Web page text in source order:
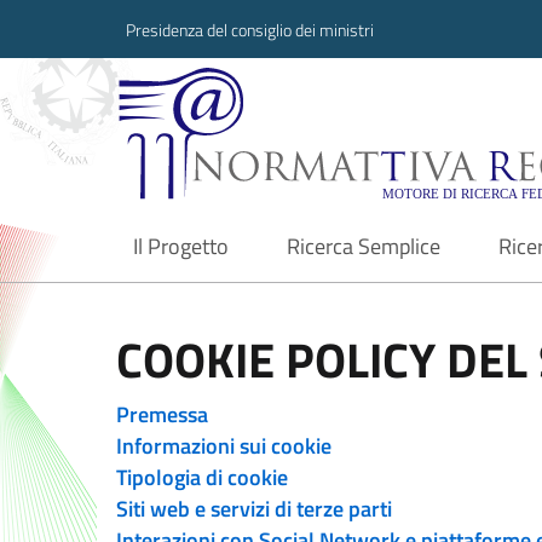
Presidenza del consiglio dei ministri
Normattiva
Il Progetto
current Ricerca Semplice
COOKIE POLICY
Premessa
Informazioni sui cookie
Tipologia di cookie
Siti web e servizi di terze parti